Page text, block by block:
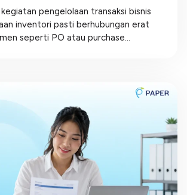
kegiatan pengelolaan transaksi bisnis
inventori pasti berhubungan erat
seperti PO atau purchase...